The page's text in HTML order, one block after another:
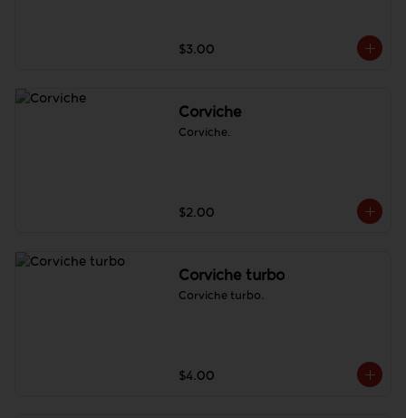
$3.00
Corviche
Corviche.
$2.00
Corviche turbo
Corviche turbo.
$4.00